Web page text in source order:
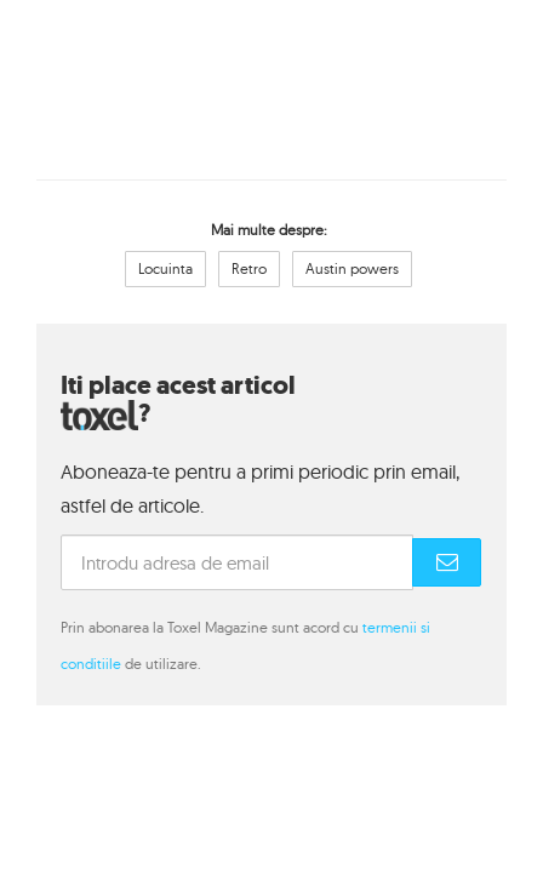
Mai multe despre:
Locuinta Retro Austin powers
Iti place acest articol
?
Aboneaza-te pentru a primi periodic prin email,
astfel de articole.
Prin abonarea la Toxel Magazine sunt acord cu termenii si
conditiile de utilizare.